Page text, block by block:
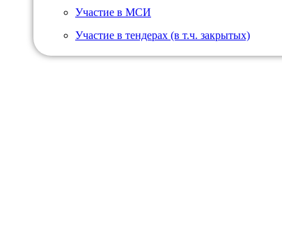
Участие в МСИ
Участие в тендерах (в т.ч. закрытых)